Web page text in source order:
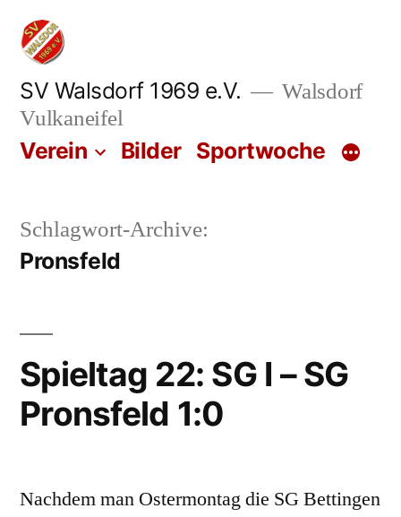
Zum
Inhalt
springen
SV Walsdorf 1969 e.V.
Walsdorf
Vulkaneifel
Verein Bilder Sportwoche
Schlagwort-Archive:
Pronsfeld
Spieltag 22: SG I – SG
Pronsfeld 1:0
Nachdem man Ostermontag die SG Bettingen